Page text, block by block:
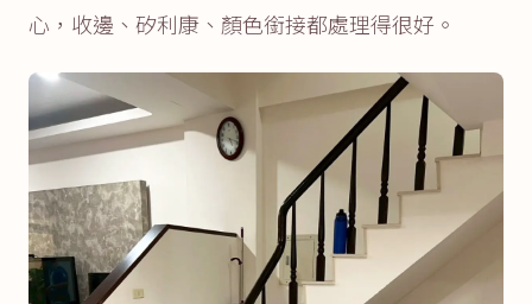
心，收邊、矽利康、顏色銜接都處理得很好。